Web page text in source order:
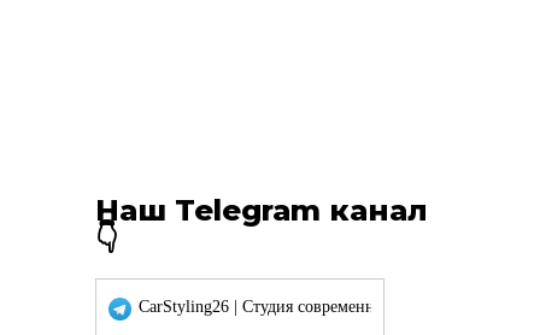
Наш Telegram канал
👇